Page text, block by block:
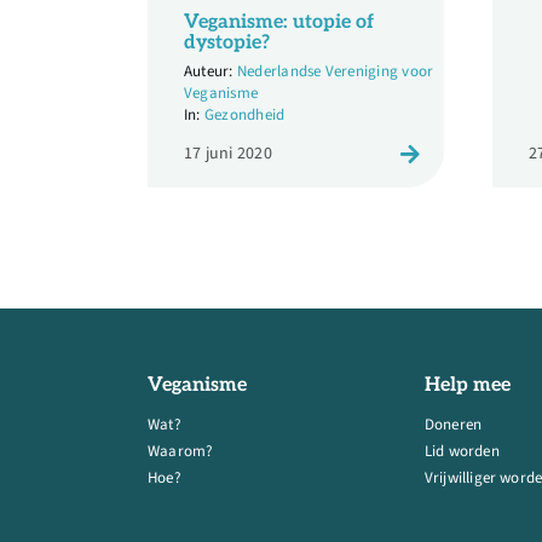
Veganisme: utopie of
dystopie?
Nederlandse Vereniging voor
Veganisme
Gezondheid
17 juni 2020
Veganisme
Wat?
Waarom?
Hoe?
Help mee
Doneren
Lid worden
Vrijwilliger